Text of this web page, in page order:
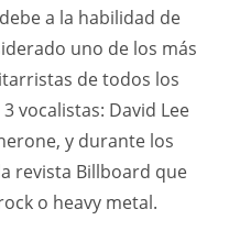
a la habilidad de
uno de los más
de todos los
vocalistas: David Lee
y durante los
revista Billboard que
o heavy metal.